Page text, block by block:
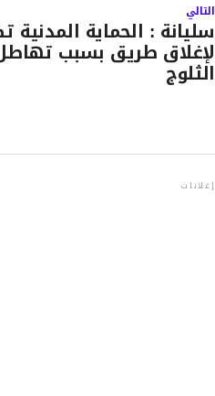
التالي
سليانة : الحماية المدنية
لإغلاق طريق بسبب
الثلوج
إعلانات